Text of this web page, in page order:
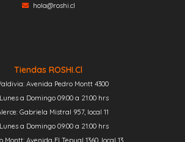
hola@roshi.cl
Tiendas ROSHI.cl
Avenida Pedro Montt 4300
Lunes a Domingo 09:00 a 21:00 hrs
Gabriela Mistral 957, local 11
Lunes a Domingo 09:00 a 21:00 hrs
Montt: Avenida El Tepual 1360, local 13